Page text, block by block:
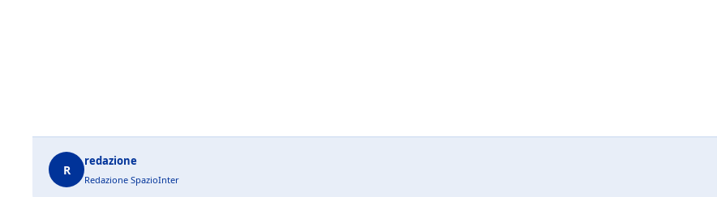
R
redazione
Redazione SpazioInter